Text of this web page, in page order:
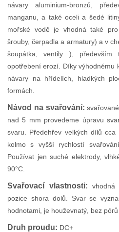
návary aluminium-bronzů,
manganu, a také oceli a šedé
mořské vodě je vhodná také
šrouby, čerpadla a armatury) a v
šoupátka, ventily ), především
opotřebení erozí. Díky výhodnému
návary na hřídelích, hladkých
formách.
Návod na svařování: s
nad 5 mm provedeme úpravu
svaru. Předehřev velkých dílů cca
kolmo s vyšší rychlostí
Používat jen suché elektrody,
90°C.
Svařovací vlastnosti: vhodná
pozice shora dolů. Svar se
hodnotami, je houževnatý, bez pórů
Druh proudu: DC+